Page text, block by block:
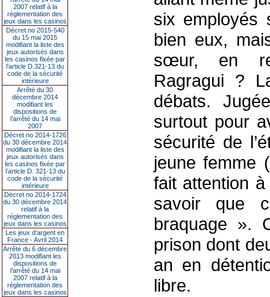
2007 relatif à la
réglementation des
jeux dans les casinos
Décret no 2015-540
du 15 mai 2015
modifiant la liste des
jeux autorisés dans
les casinos fixée par
l’article D.321-13 du
code de la sécurité
intérieure
Arrêté du 30
décembre 2014
modifiant les
dispositions de
l’arrêté du 14 mai
2007
Décret no 2014-1726
du 30 décembre 2014
modifiant la liste des
jeux autorisés dans
les casinos fixée par
l’article D. 321-13 du
code de la sécurité
intérieure
Décret no 2014-1724
du 30 décembre 2014
relatif à la
réglementation des
jeux dans les casinos
Les jeux d’argent en
France - Avril 2014
Arrêté du 6 décembre
2013 modifiant les
dispositions de
l’arrêté du 14 mai
2007 relatif à la
réglementation des
jeux dans les casinos
six employés
bien eux,
sœur, en
Ragragui ?
débats.
surtout pour
sécurité de
jeune femme
fait attention
savoir que
braquage ».
prison dont
an en
libre.